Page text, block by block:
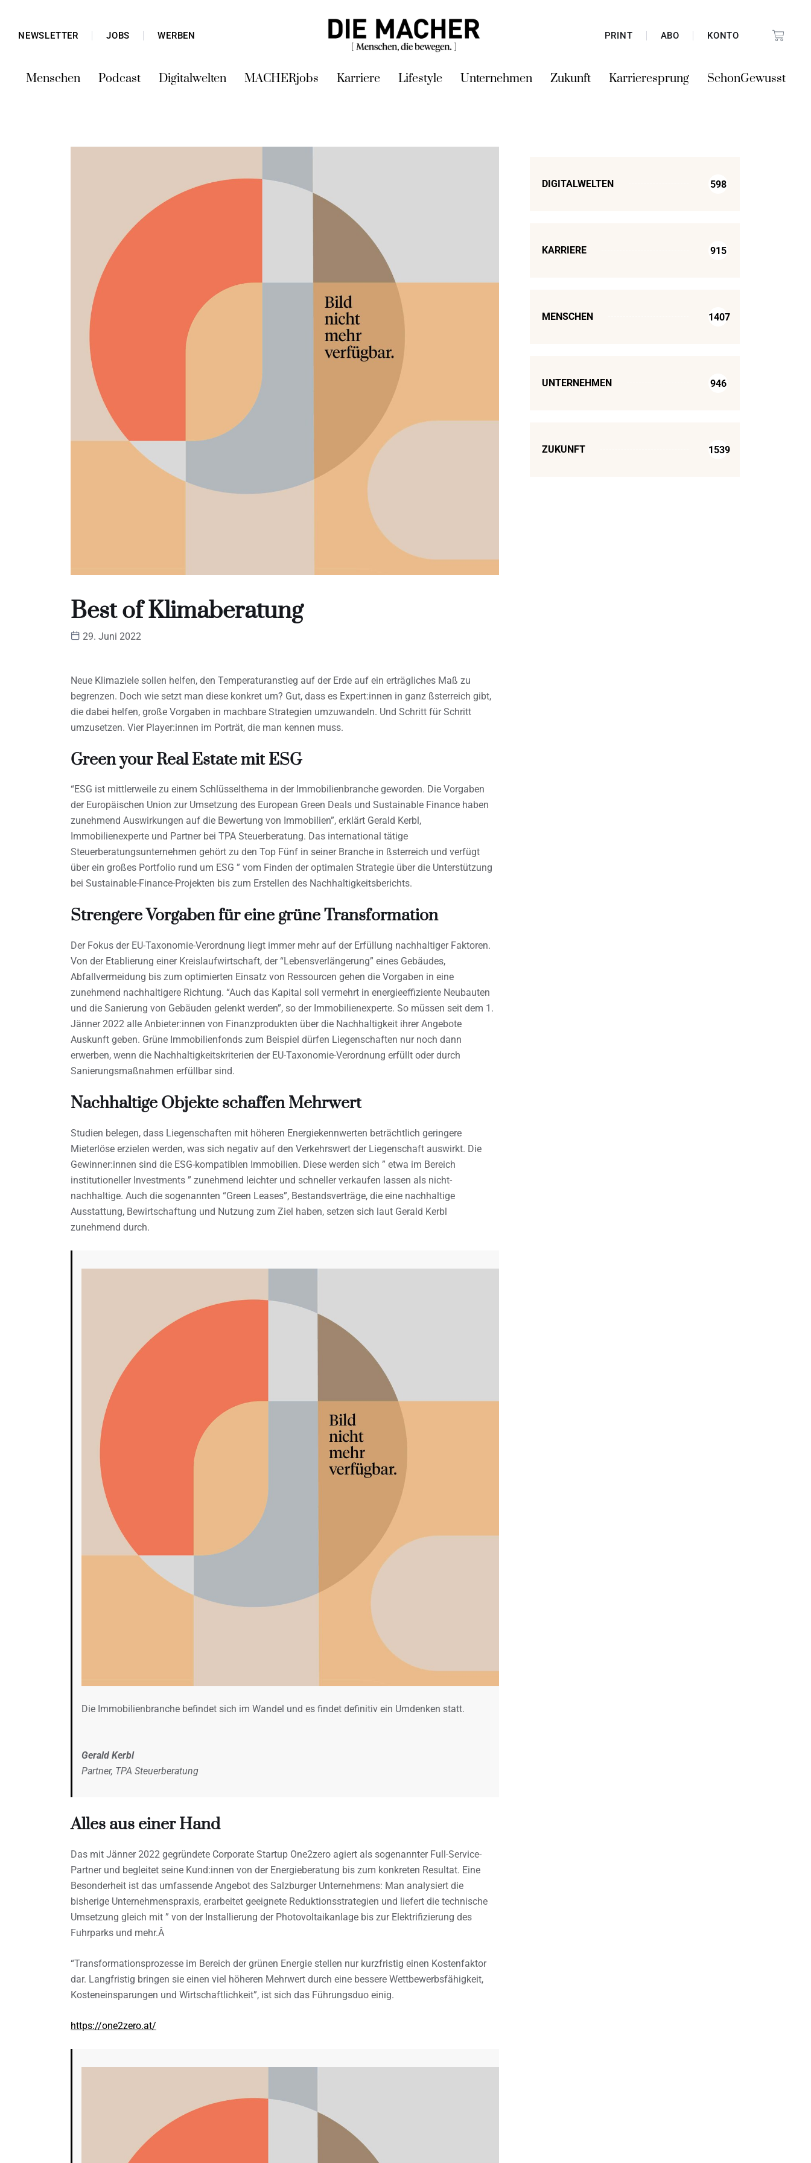
NEWSLETTER JOBS WERBEN PRINT ABO KONTO
Menschen Podcast Digitalwelten MACHERjobs Karriere Lifestyle Unternehmen Zukunft Karrieresprung SchonGewusst
Best of Klimaberatung
29. Juni 2022
Neue Klimaziele sollen helfen, den Temperaturanstieg auf der Erde auf ein erträgliches Maß zu
begrenzen. Doch wie setzt man diese konkret um? Gut, dass es Expert:innen in ganz ßsterreich gibt,
die dabei helfen, große Vorgaben in machbare Strategien umzuwandeln. Und Schritt für Schritt
umzusetzen. Vier Player:innen im Porträt, die man kennen muss.
Green your Real Estate mit ESG
“ESG ist mittlerweile zu einem Schlüsselthema in der Immobilienbranche geworden. Die Vorgaben
der Europäischen Union zur Umsetzung des European Green Deals und Sustainable Finance haben
zunehmend Auswirkungen auf die Bewertung von Immobilien”, erklärt Gerald Kerbl,
Immobilienexperte und Partner bei TPA Steuerberatung. Das international tätige
Steuerberatungsunternehmen gehört zu den Top Fünf in seiner Branche in ßsterreich und verfügt
über ein großes Portfolio rund um ESG ” vom Finden der optimalen Strategie über die Unterstützung
bei Sustainable-Finance-Projekten bis zum Erstellen des Nachhaltigkeitsberichts.
Strengere Vorgaben für eine grüne Transformation
Der Fokus der EU-Taxonomie-Verordnung liegt immer mehr auf der Erfüllung nachhaltiger Faktoren.
Von der Etablierung einer Kreislaufwirtschaft, der “Lebensverlängerung” eines Gebäudes,
Abfallvermeidung bis zum optimierten Einsatz von Ressourcen gehen die Vorgaben in eine
zunehmend nachhaltigere Richtung. “Auch das Kapital soll vermehrt in energieeffiziente Neubauten
und die Sanierung von Gebäuden gelenkt werden”, so der Immobilienexperte. So müssen seit dem 1.
Jänner 2022 alle Anbieter:innen von Finanzprodukten über die Nachhaltigkeit ihrer Angebote
Auskunft geben. Grüne Immobilienfonds zum Beispiel dürfen Liegenschaften nur noch dann
erwerben, wenn die Nachhaltigkeitskriterien der EU-Taxonomie-Verordnung erfüllt oder durch
Sanierungsmaßnahmen erfüllbar sind.
Nachhaltige Objekte schaffen Mehrwert
Studien belegen, dass Liegenschaften mit höheren Energiekennwerten beträchtlich geringere
Mieterlöse erzielen werden, was sich negativ auf den Verkehrswert der Liegenschaft auswirkt. Die
Gewinner:innen sind die ESG-kompatiblen Immobilien. Diese werden sich ” etwa im Bereich
institutioneller Investments ” zunehmend leichter und schneller verkaufen lassen als nicht-
nachhaltige. Auch die sogenannten “Green Leases”, Bestandsverträge, die eine nachhaltige
Ausstattung, Bewirtschaftung und Nutzung zum Ziel haben, setzen sich laut Gerald Kerbl
zunehmend durch.
Die Immobilienbranche befindet sich im Wandel und es findet definitiv ein Umdenken statt.
Gerald Kerbl
Partner, TPA Steuerberatung
Alles aus einer Hand
Das mit Jänner 2022 gegründete Corporate Startup One2zero agiert als sogenannter Full-Service-
Partner und begleitet seine Kund:innen von der Energieberatung bis zum konkreten Resultat. Eine
Besonderheit ist das umfassende Angebot des Salzburger Unternehmens: Man analysiert die
bisherige Unternehmenspraxis, erarbeitet geeignete Reduktionsstrategien und liefert die technische
Umsetzung gleich mit ” von der Installierung der Photovoltaikanlage bis zur Elektrifizierung des
Fuhrparks und mehr.Â
“Transformationsprozesse im Bereich der grünen Energie stellen nur kurzfristig einen Kostenfaktor
dar. Langfristig bringen sie einen viel höheren Mehrwert durch eine bessere Wettbewerbsfähigkeit,
Kosteneinsparungen und Wirtschaftlichkeit”, ist sich das Führungsduo einig.
https://one2zero.at/
DIGITALWELTEN 598
KARRIERE 915
MENSCHEN 1407
UNTERNEHMEN 946
ZUKUNFT 1539